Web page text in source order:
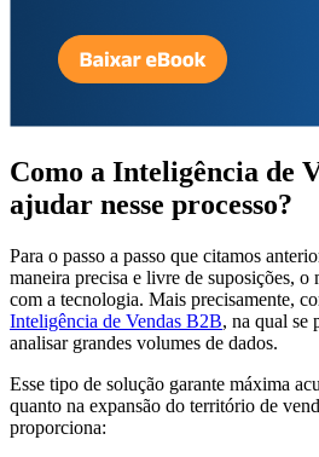
Como a Inteligência de
ajudar nesse processo?
Para o passo a passo que citamos
maneira precisa e livre de suposições,
com a tecnologia. Mais precisamente,
Inteligência de Vendas B2B, na qual se
analisar grandes volumes de dados.
Esse tipo de solução garante máxima
quanto na expansão do território de
proporciona: